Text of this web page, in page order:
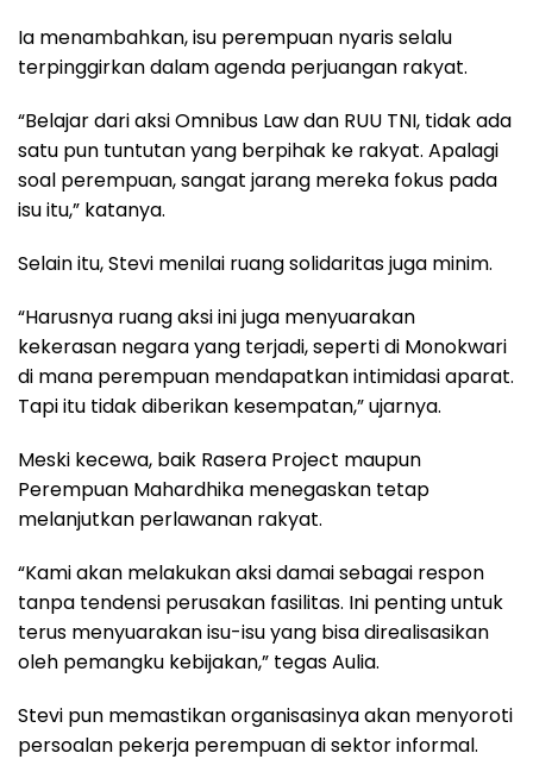
Ia menambahkan, isu perempuan nyaris selalu
terpinggirkan dalam agenda perjuangan rakyat.
“Belajar dari aksi Omnibus Law dan RUU TNI, tidak ada
satu pun tuntutan yang berpihak ke rakyat. Apalagi
soal perempuan, sangat jarang mereka fokus pada
isu itu,” katanya.
Selain itu, Stevi menilai ruang solidaritas juga minim.
“Harusnya ruang aksi ini juga menyuarakan
kekerasan negara yang terjadi, seperti di Monokwari
di mana perempuan mendapatkan intimidasi aparat.
Tapi itu tidak diberikan kesempatan,” ujarnya.
Meski kecewa, baik Rasera Project maupun
Perempuan Mahardhika menegaskan tetap
melanjutkan perlawanan rakyat.
“Kami akan melakukan aksi damai sebagai respon
tanpa tendensi perusakan fasilitas. Ini penting untuk
terus menyuarakan isu-isu yang bisa direalisasikan
oleh pemangku kebijakan,” tegas Aulia.
Stevi pun memastikan organisasinya akan menyoroti
persoalan pekerja perempuan di sektor informal.